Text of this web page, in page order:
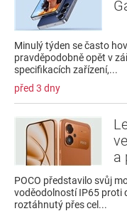
Minulý týden se často
pravděpodobně opět v
specifikacích zařízení,...
před 3 dny
a
POCO představilo svůj
voděodolností IP65 proti
roztáhnutý přes cel...